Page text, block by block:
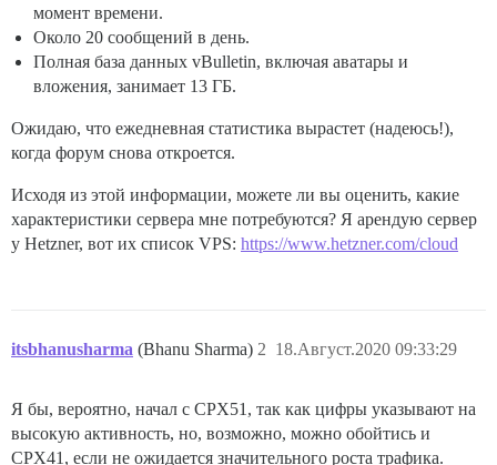
момент времени.
Около 20 сообщений в день.
Полная база данных vBulletin, включая аватары и
вложения, занимает 13 ГБ.
Ожидаю, что ежедневная статистика вырастет (надеюсь!),
когда форум снова откроется.
Исходя из этой информации, можете ли вы оценить, какие
характеристики сервера мне потребуются? Я арендую сервер
у Hetzner, вот их список VPS: https://www.hetzner.com/cloud
itsbhanusharma (Bhanu Sharma) 18.Август.2020 09:33:29
2
Я бы, вероятно, начал с CPX51, так как цифры указывают на
высокую активность, но, возможно, можно обойтись и
CPX41, если не ожидается значительного роста трафика.